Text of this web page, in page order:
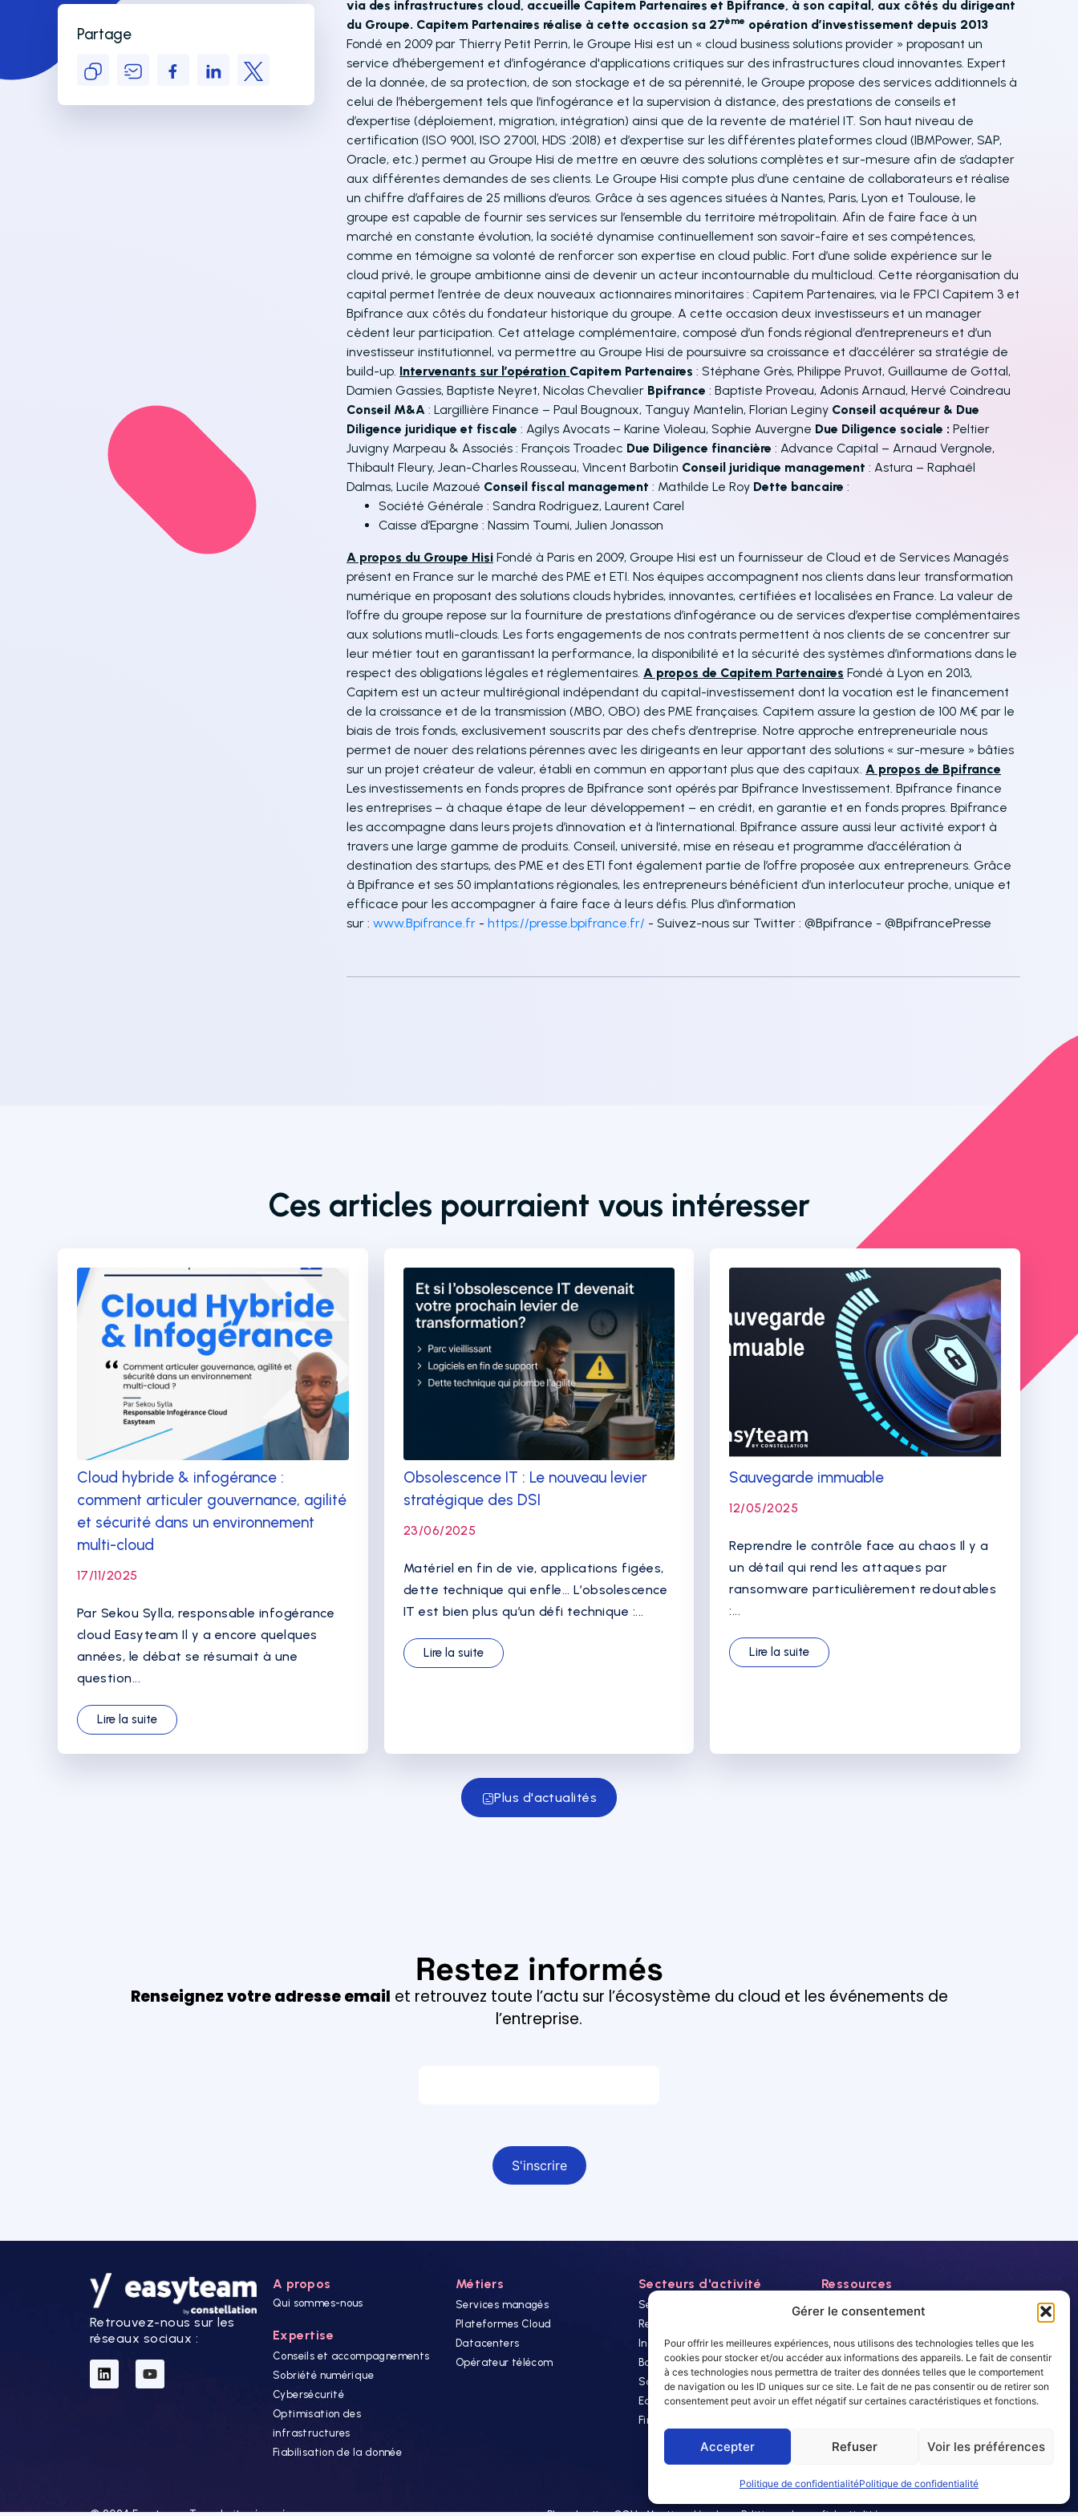
Gérer le consentement
Pour offrir les meilleures expériences, nous utilisons des technologies telles que les
cookies pour stocker et/ou accéder aux informations des appareils. Le fait de consentir
à ces technologies nous permettra de traiter des données telles que le comportement
de navigation ou les ID uniques sur ce site. Le fait de ne pas consentir ou de retirer son
consentement peut avoir un effet négatif sur certaines caractéristiques et fonctions.
Accepter Refuser Voir les préférences
Politique de confidentialitéPolitique de confidentialité
Partage
via des infrastructures cloud, accueille Capitem Partenaires et Bpifrance, à son capital, aux côtés du dirigeant
du Groupe. Capitem Partenaires réalise à cette occasion sa 27ème opération d’investissement depuis 2013
Fondé en 2009 par Thierry Petit Perrin, le Groupe Hisi est un « cloud business solutions provider » proposant un
service d’hébergement et d’infogérance d'applications critiques sur des infrastructures cloud innovantes. Expert
de la donnée, de sa protection, de son stockage et de sa pérennité, le Groupe propose des services additionnels à
celui de l’hébergement tels que l’infogérance et la supervision à distance, des prestations de conseils et
d’expertise (déploiement, migration, intégration) ainsi que de la revente de matériel IT. Son haut niveau de
certification (ISO 9001, ISO 27001, HDS :2018) et d’expertise sur les différentes plateformes cloud (IBMPower, SAP,
Oracle, etc.) permet au Groupe Hisi de mettre en œuvre des solutions complètes et sur-mesure afin de s’adapter
aux différentes demandes de ses clients. Le Groupe Hisi compte plus d’une centaine de collaborateurs et réalise
un chiffre d’affaires de 25 millions d’euros. Grâce à ses agences situées à Nantes, Paris, Lyon et Toulouse, le
groupe est capable de fournir ses services sur l’ensemble du territoire métropolitain. Afin de faire face à un
marché en constante évolution, la société dynamise continuellement son savoir-faire et ses compétences,
comme en témoigne sa volonté de renforcer son expertise en cloud public. Fort d’une solide expérience sur le
cloud privé, le groupe ambitionne ainsi de devenir un acteur incontournable du multicloud. Cette réorganisation du
capital permet l’entrée de deux nouveaux actionnaires minoritaires : Capitem Partenaires, via le FPCI Capitem 3 et
Bpifrance aux côtés du fondateur historique du groupe. A cette occasion deux investisseurs et un manager
cèdent leur participation. Cet attelage complémentaire, composé d’un fonds régional d’entrepreneurs et d’un
investisseur institutionnel, va permettre au Groupe Hisi de poursuivre sa croissance et d’accélérer sa stratégie de
build-up. Intervenants sur l’opération Capitem Partenaires : Stéphane Grès, Philippe Pruvot, Guillaume de Gottal,
Damien Gassies, Baptiste Neyret, Nicolas Chevalier Bpifrance : Baptiste Proveau, Adonis Arnaud, Hervé Coindreau
Conseil M&A : Largillière Finance – Paul Bougnoux, Tanguy Mantelin, Florian Leginy Conseil acquéreur & Due
Diligence juridique et fiscale : Agilys Avocats – Karine Violeau, Sophie Auvergne Due Diligence sociale : Peltier
Juvigny Marpeau & Associés : François Troadec Due Diligence financière : Advance Capital – Arnaud Vergnole,
Thibault Fleury, Jean-Charles Rousseau, Vincent Barbotin Conseil juridique management : Astura – Raphaël
Dalmas, Lucile Mazoué Conseil fiscal management : Mathilde Le Roy Dette bancaire :
Société Générale : Sandra Rodriguez, Laurent Carel
Caisse d’Epargne : Nassim Toumi, Julien Jonasson
A propos du Groupe Hisi Fondé à Paris en 2009, Groupe Hisi est un fournisseur de Cloud et de Services Managés
présent en France sur le marché des PME et ETI. Nos équipes accompagnent nos clients dans leur transformation
numérique en proposant des solutions clouds hybrides, innovantes, certifiées et localisées en France. La valeur de
l’offre du groupe repose sur la fourniture de prestations d’infogérance ou de services d’expertise complémentaires
aux solutions mutli-clouds. Les forts engagements de nos contrats permettent à nos clients de se concentrer sur
leur métier tout en garantissant la performance, la disponibilité et la sécurité des systèmes d’informations dans le
respect des obligations légales et réglementaires. A propos de Capitem Partenaires Fondé à Lyon en 2013,
Capitem est un acteur multirégional indépendant du capital-investissement dont la vocation est le financement
de la croissance et de la transmission (MBO, OBO) des PME françaises. Capitem assure la gestion de 100 M€ par le
biais de trois fonds, exclusivement souscrits par des chefs d’entreprise. Notre approche entrepreneuriale nous
permet de nouer des relations pérennes avec les dirigeants en leur apportant des solutions « sur-mesure » bâties
sur un projet créateur de valeur, établi en commun en apportant plus que des capitaux. A propos de Bpifrance
Les investissements en fonds propres de Bpifrance sont opérés par Bpifrance Investissement. Bpifrance finance
les entreprises – à chaque étape de leur développement – en crédit, en garantie et en fonds propres. Bpifrance
les accompagne dans leurs projets d’innovation et à l’international. Bpifrance assure aussi leur activité export à
travers une large gamme de produits. Conseil, université, mise en réseau et programme d’accélération à
destination des startups, des PME et des ETI font également partie de l’offre proposée aux entrepreneurs. Grâce
à Bpifrance et ses 50 implantations régionales, les entrepreneurs bénéficient d’un interlocuteur proche, unique et
efficace pour les accompagner à faire face à leurs défis. Plus d’information
sur : www.Bpifrance.fr - https://presse.bpifrance.fr/ - Suivez-nous sur Twitter : @Bpifrance - @BpifrancePresse
Ces articles pourraient vous intéresser
Cloud hybride & infogérance :
comment articuler gouvernance, agilité
et sécurité dans un environnement
multi-cloud
17/11/2025
Par Sekou Sylla, responsable infogérance
cloud Easyteam Il y a encore quelques
années, le débat se résumait à une
question...
Lire la suite
Obsolescence IT : Le nouveau levier
stratégique des DSI
23/06/2025
Matériel en fin de vie, applications figées,
dette technique qui enfle… L’obsolescence
IT est bien plus qu’un défi technique :...
Lire la suite
Sauvegarde immuable
12/05/2025
Reprendre le contrôle face au chaos Il y a
un détail qui rend les attaques par
ransomware particulièrement redoutables
:...
Lire la suite
Plus d'actualités
Restez informés
Renseignez votre adresse email et retrouvez toute l’actu sur l’écosystème du cloud et les événements de
l’entreprise.
Retrouvez-nous sur les
réseaux sociaux :
A propos
Qui sommes-nous
Expertise
Conseils et accompagnements
Sobriété numérique
Cybersécurité
Optimisation des
infrastructures
Fiabilisation de la donnée
Métiers
Services managés
Plateformes Cloud
Datacenters
Opérateur télécom
Secteurs d'activité
Secteur Public
Retails
Industrie
Banque & Assurance
Santé
Editeurs
Finance
Ressources
Actualités
Autres
Carrière
Newsletter